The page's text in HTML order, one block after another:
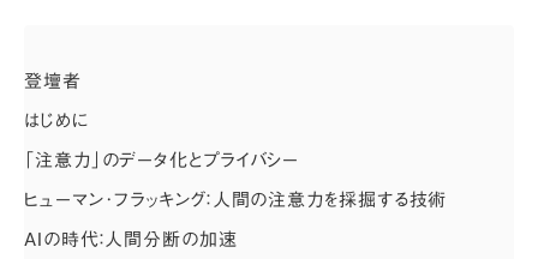
登壇者
はじめに
「注意力」のデータ化とプライバシー
ヒューマン･フラッキング：人間の注意力を採掘する技術
AIの時代：人間分断の加速